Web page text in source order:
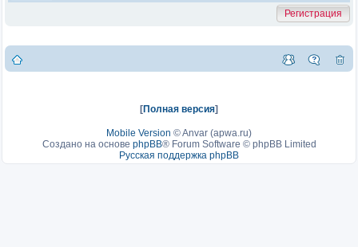
Регистрация
[Полная версия]
Mobile Version ©Anvar (apwa.ru)
Создано на основе phpBB® Forum Software © phpBB Limited
Русская поддержка phpBB